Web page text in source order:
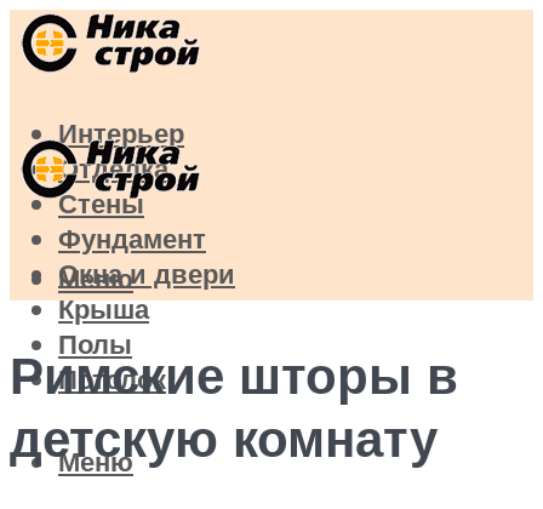
Интерьер
Отделка
Стены
Фундамент
Окна и двери
Крыша
Полы
Потолок
Меню
Меню
Римские шторы в
детскую комнату